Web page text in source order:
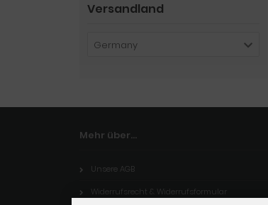
Versandland
Germany
Mehr über...
Unsere AGB
Widerrufsrecht & Widerrufsformular